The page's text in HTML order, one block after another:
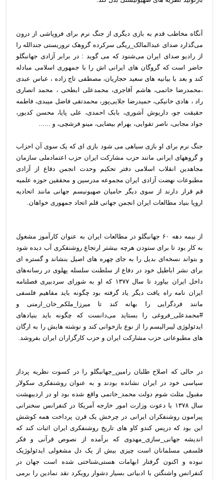
آنگاه مخاطب قدم به بازی دیگری از جنگ نرم برای فروپاشی از درون
می‌گذارد صدای عبدالمالک_ریگی سرکرده گروهک تروریستی جندالله را
از رادیو صدای ایران می‌شنود که می گوید : در برابر آزادی جهانبگلو
حاضر است که گروگان های ایرانی اش را با جمهوری اسلامی مبادله
کند و بعد با بیانیه های سعید حجاریان، مصطفی تاج زاده ، عباس عبدی
،محمدرضا خاتمی، هاشم آقاجری، محمدعلی ابطحی ، محمد انصاری
راد ، هادی خانیکی، حمیدرضا جلایی‌پور، محمدتقی فاضل میبدی، فاطمه
حقیقت جو، داریوش آشوری، بابک احمدی، علی پایا، محسن کدیور،
جواد مجابی، ناصر تقوایی، بهرام بیضایی، مینو فرشچی، و ......
جنگ نرم برای او بازی سیاهی می شود بازی ای که یک سوی آن احزاب
و گروههای ایرانی مانند حزب مشارکت ایران حزب اعتمادملی سازمان
مجاهدین انقلاب اسلامی دفتر تحکیم وحدت انجمن دفاع از آزادی
مطبوعات نهضت آزادی ایران مجموعه مدرسین و محققین حوزه علمیه
قم قرار دارند از سوی دیگر حامیان صهیونیسم جهانی مانند اتحادیه
اروپا بنیاد مطالعات ایران انجمن جهانی قلم اتحاد جمهوری خواهان.
از نیمه دهه ۶۰ جهانبگلو در مطالعات ایران به عنوان کارآموز مشغول
به کار بود تا برای ستودن هرچه بیشتر ارتجاع روشنفکری آب دیده شود
و بتواند نسخه‌ای بدیل را به جای چهره های اصیل بنشاند و گستره ای
برای نشر اباطیل خود در دفاع از سلطنت سلسله پهلوی در رسانه‌های
داخل ایران بیاورد تا سال ۱۳۷۷ که او به شورای سردبیری فصلنامه
ایران نامه راه یافت دیگر یاد گرفته بود چگونه باید مفاهیم فلسفی
مانند فردگرایی را بهانه کند تا میرزا_ملکم_خان_ارمنی و
#محمدعلی_فروغی را بستاید می‌دانست که چگونه باید بنیادهای
ایدئولوژی لیبرالیسم را از نوع بازخوانی کند و نوشته هایش را به ارگان
های مطبوعاتی حزب مشارکت ایران و حزب کارگزاران ایران بفروشد.
در حالی که اصلاح طلبان رامین_جهانبگلو را در کسوت نظریه پرداز
سیاسی خود در ایران نشانده بودند و به عنوان روشنفکری سکولار
مقبول مثلث شوم دولت محمد_خاتمی واقع شده بود او در اردیبهشت
سال ۱۳۷۸ با دعوت وزارت امور خارجه آمریکا در کنفرانس سخنرانی
پیرامون روشنفکران ایرانی در چرخش یک قرن پرداخت همه کوشش
این بود که درپس کندو کاو های تاریخ روشنفکری ایران اثبات کند که
اندیشه جهانی_سازی_مهدوی که برآمده از نصوص قرآنی و فکر
فلسفی مسلمانان است چیزی بیش از یک دل مشغولی ایدئولوژیک
نبوده و اکنون گرفتار ابهامات هستی‌شناختی شده است جهان در
کنفرانس واشنگتن با ادبیاتی بسیار دشوار رویکرد نقد نمادین را برمی